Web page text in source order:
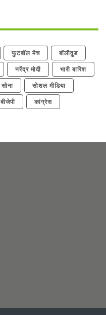
फुटबॉल मैच
बॉलीवुड
नरेंद्र मोदी
भारी बारिश
सोना
सोशल मीडिया
बीजेपी
कांग्रेस